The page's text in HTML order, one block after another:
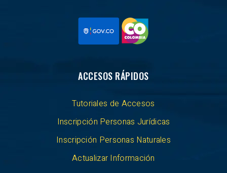
ACCESOS RÁPIDOS
Tutoriales de Accesos
Inscripción Personas Jurídicas
Inscripción Personas Naturales
Actualizar Información